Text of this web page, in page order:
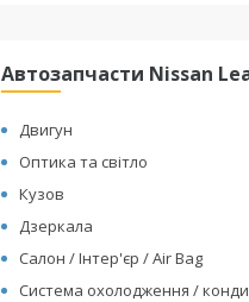
Автозапчасти Nissan
Двигун
Оптика та світло
Кузов
Дзеркала
Салон / Інтер'єр / Air Bag
Система охолодження /